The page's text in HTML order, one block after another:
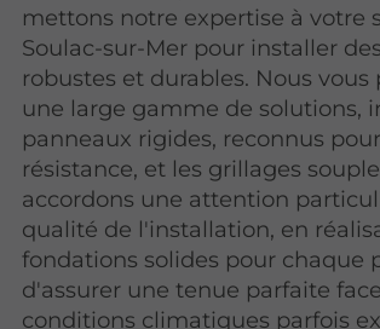
mettons notre expertise à votre
Soulac-sur-Mer pour installer
robustes et durables. Nous vous
une large gamme de solutions,
panneaux rigides, reconnus
résistance, et les grillages
accordons une attention
qualité de l'installation, en
fondations solides pour chaque
d'assurer une tenue parfaite
conditions climatiques parfois